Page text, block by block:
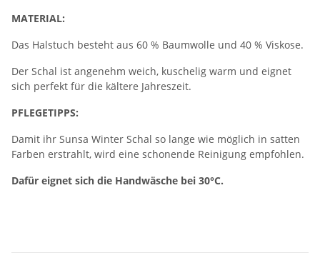
MATERIAL:
Das Halstuch besteht aus 60 % Baumwolle und 40 % Viskose.
Der Schal ist angenehm weich, kuschelig warm und eignet
sich perfekt für die kältere Jahreszeit.
PFLEGETIPPS:
Damit ihr Sunsa Winter Schal so lange wie möglich in satten
Farben erstrahlt, wird eine schonende Reinigung empfohlen.
Dafür eignet sich die Handwäsche bei 30°C.